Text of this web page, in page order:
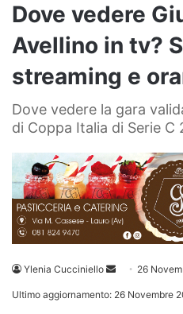
Dove vedere
Avellino in tv?
streaming e
Dove vedere la gara
di Coppa Italia di Serie C
Ylenia Cucciniello
Invia 26
Ultimo aggiornamento: 26 Novembre